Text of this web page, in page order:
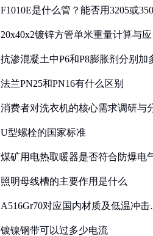
F1010E是什么管？能否用3205或
20x40x2镀锌方管单米重量计算与
抗渗混凝土中P6和P8膨胀剂分别加
法兰PN25和PN16有什么区别
消费者对洗衣机的核心需求调研与
U型螺栓的国家标准
煤矿用电热取暖器是否符合防爆电
照明母线槽的主要作用是什么
A516Gr70对应国内材质及低温冲击
镀镍钢带可以过多少电流